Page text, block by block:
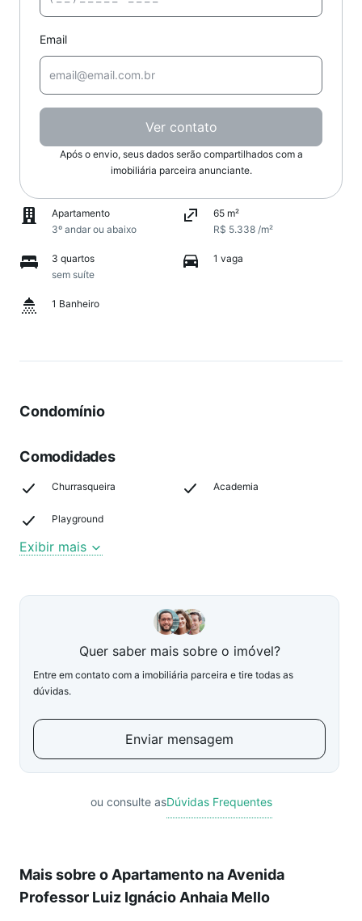
Email
Ver contato
Após o envio, seus dados serão compartilhados com a
imobiliária parceira anunciante.
Apartamento
3º andar ou abaixo
65 m²
R$ 5.338 /m²
3 quartos
sem suíte
1 vaga
1 Banheiro
Condomínio
Comodidades
Churrasqueira Academia
Playground
Exibir mais
Quer saber mais sobre o imóvel?
Entre em contato com a imobiliária parceira e tire todas as
dúvidas.
Enviar mensagem
ou consulte asDúvidas Frequentes
Mais sobre o Apartamento na Avenida
Professor Luiz Ignácio Anhaia Mello